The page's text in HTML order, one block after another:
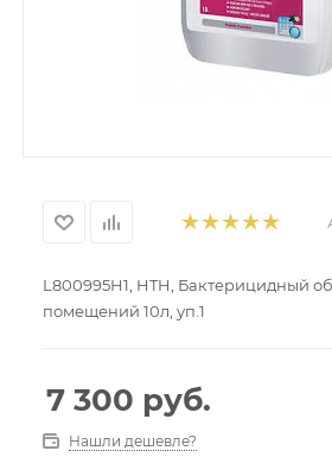
L800995H1, HTH, Бактерицидный
помещений 10л, уп.1
7 300 руб.
Нашли дешевле?